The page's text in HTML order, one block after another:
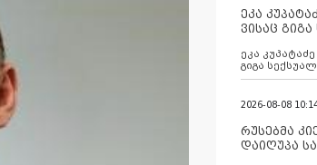
ოკუპირებულ
დგამს
ეკა
ვისაც
ეკა
გიგა
2026-08-08
რუსებმა
დაიღუპა